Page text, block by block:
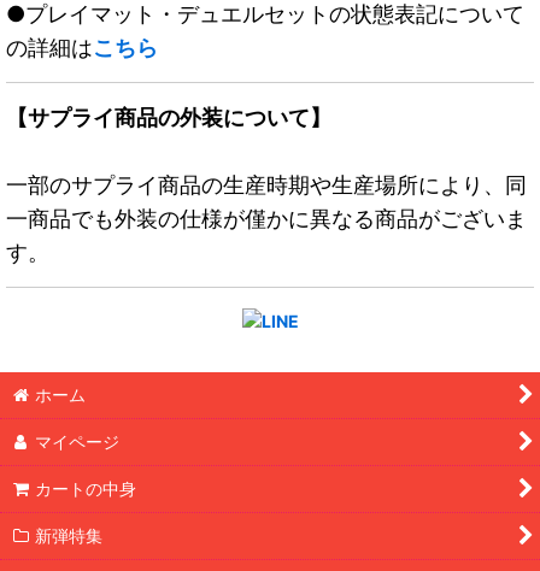
●プレイマット・デュエルセットの状態表記について
の詳細はこちら
【サプライ商品の外装について】
一部のサプライ商品の生産時期や生産場所により、同
一商品でも外装の仕様が僅かに異なる商品がございま
す。
ホーム
マイページ
カートの中身
新弾特集